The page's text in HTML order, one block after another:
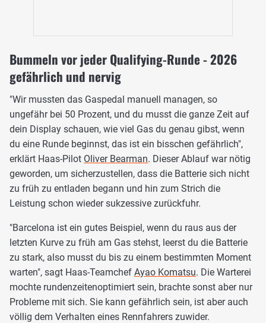
Bummeln vor jeder Qualifying-Runde - 2026
gefährlich und nervig
"Wir mussten das Gaspedal manuell managen, so
ungefähr bei 50 Prozent, und du musst die ganze Zeit auf
dein Display schauen, wie viel Gas du genau gibst, wenn
du eine Runde beginnst, das ist ein bisschen gefährlich",
erklärt Haas-Pilot Oliver Bearman. Dieser Ablauf war nötig
geworden, um sicherzustellen, dass die Batterie sich nicht
zu früh zu entladen begann und hin zum Strich die
Leistung schon wieder sukzessive zurückfuhr.
"Barcelona ist ein gutes Beispiel, wenn du raus aus der
letzten Kurve zu früh am Gas stehst, leerst du die Batterie
zu stark, also musst du bis zu einem bestimmten Moment
warten", sagt Haas-Teamchef Ayao Komatsu. Die Warterei
mochte rundenzeitenoptimiert sein, brachte sonst aber nur
Probleme mit sich. Sie kann gefährlich sein, ist aber auch
völlig dem Verhalten eines Rennfahrers zuwider.